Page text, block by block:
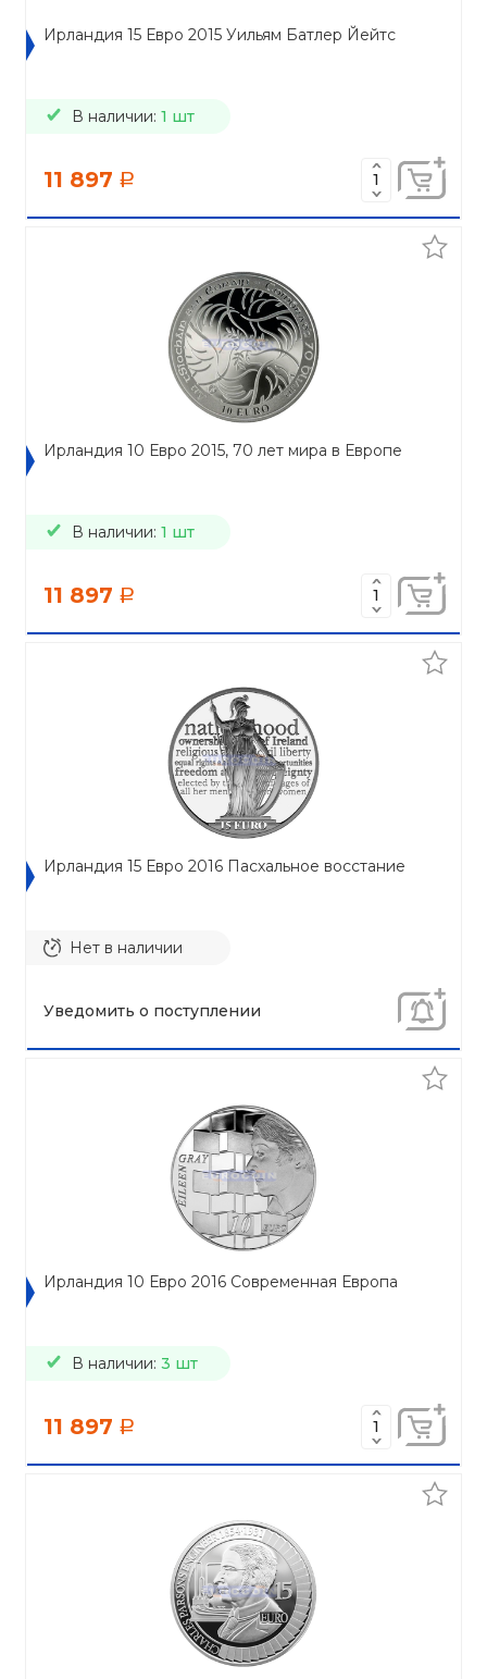
Ирландия 15 Евро 2015 Уильям Батлер Йейтс
В наличии: 1 шт
11 897 a
Ирландия 10 Евро 2015, 70 лет мира в Европе
В наличии: 1 шт
11 897 a
Ирландия 15 Евро 2016 Пасхальное восстание
Нет в наличии
Уведомить о поступлении
Ирландия 10 Евро 2016 Современная Европа
В наличии: 3 шт
11 897 a